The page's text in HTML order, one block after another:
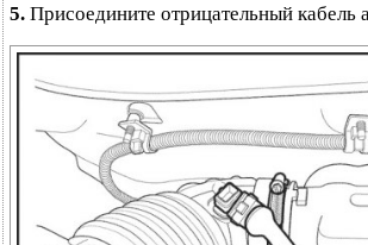
5. Присоедините отрицательный кабель